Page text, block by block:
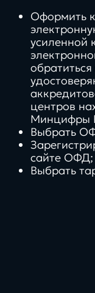
Оформить
усиленной
центров
Минцифры
Выбрать
сайте ОФД;
Выбрать